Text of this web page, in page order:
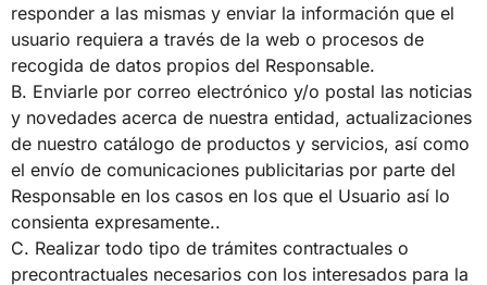
responder a las mismas y enviar la información que el
usuario requiera a través de la web o procesos de
recogida de datos propios del Responsable.
B. Enviarle por correo electrónico y/o postal las noticias
y novedades acerca de nuestra entidad, actualizaciones
de nuestro catálogo de productos y servicios, así como
el envío de comunicaciones publicitarias por parte del
Responsable en los casos en los que el Usuario así lo
consienta expresamente..
C. Realizar todo tipo de trámites contractuales o
precontractuales necesarios con los interesados para la